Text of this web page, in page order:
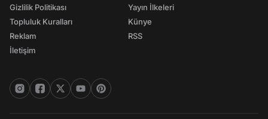
Gizlilik Politikası
Topluluk Kuralları
Reklam
İletişim
Yayın İlkeleri
Künye
RSS